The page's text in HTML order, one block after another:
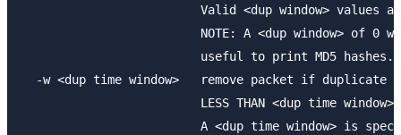
Valid <dup window> values
NOTE: A <dup window> of 0
                         useful to print MD5 hashes.
-w <dup time window>   remove packet if duplicate
LESS THAN <dup time window>
A <dup time window> is